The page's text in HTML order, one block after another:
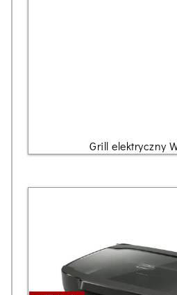
Grill elektryczny